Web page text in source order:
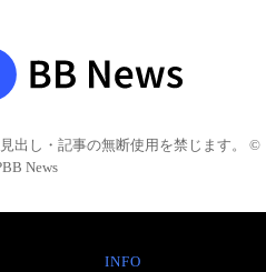
出し・記事の無断使用を禁じます。 ©
News
INFO